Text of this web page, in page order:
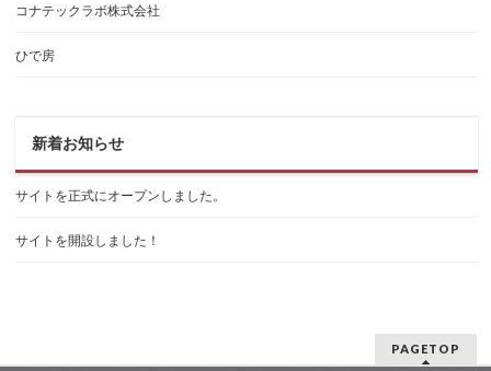
コナテックラボ株式会社
ひで房
新着お知らせ
サイトを正式にオープンしました。
サイトを開設しました！
PAGETOP